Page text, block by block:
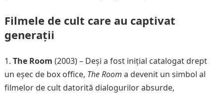
Filmele de cult care au captivat
generații
The Room (2003) – Deși a fost inițial catalogat drept
un eșec de box office, The Room a devenit un simbol al
filmelor de cult datorită dialogurilor absurde,